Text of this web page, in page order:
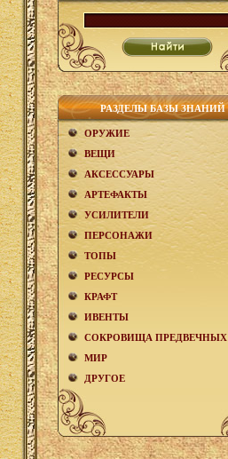
РАЗДЕЛЫ БАЗЫ ЗНАНИЙ
ОРУЖИЕ
ВЕЩИ
АКCЕСCУАРЫ
АРТЕФАКТЫ
УСИЛИТЕЛИ
ПЕРСОНАЖИ
ТОПЫ
РЕСУРСЫ
КРАФТ
ИВЕНТЫ
СОКРОВИЩА ПРЕДВЕЧНЫХ
МИР
ДРУГОЕ